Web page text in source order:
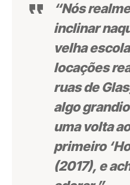
“Nós
inclinar
velha
locações
ruas de
algo
uma volta
primeiro
(2017), e